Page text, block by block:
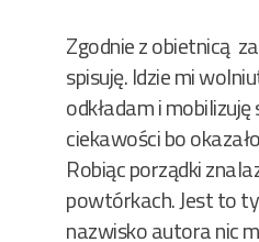
Zgodnie z obietnicą
spisuję. Idzie mi
odkładam i
ciekawości bo
Robiąc porządki
powtórkach. Jest to
nazwisko autora nic